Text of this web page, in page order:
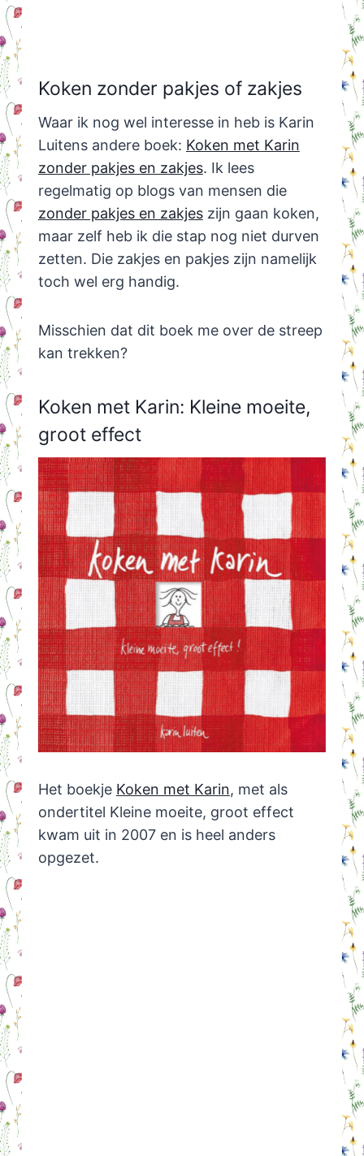
Koken zonder pakjes of zakjes
Waar ik nog wel interesse in heb is Karin
Luitens andere boek: Koken met Karin
zonder pakjes en zakjes. Ik lees
regelmatig op blogs van mensen die
zonder pakjes en zakjeszijn gaan koken,
maar zelf heb ik die stap nog niet durven
zetten. Die zakjes en pakjes zijn namelijk
toch wel erg handig.
Misschien dat dit boek me over de streep
kan trekken?
Koken met Karin: Kleine moeite,
groot effect
Het boekje Koken met Karin, met als
ondertitel Kleine moeite, groot effect
kwam uit in 2007 en is heel anders
opgezet.